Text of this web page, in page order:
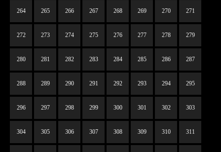
264 265 266 267 268 269 270 271
272 273 274 275 276 277 278 279
280 281 282 283 284 285 286 287
288 289 290 291 292 293 294 295
296 297 298 299 300 301 302 303
304 305 306 307 308 309 310 311